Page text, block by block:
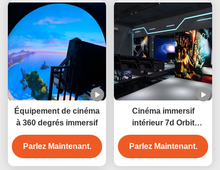
Équipement de cinéma
à 360 degrés immersif
Parlez Maintenant.
Cinéma immersif
intérieur 7d Orbit
Cinéma projection
interactive
Parlez Maintenant.